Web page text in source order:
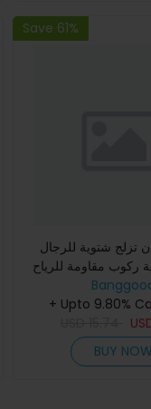
Save 61%
تزلج شتوية للرجال
ركوب مقاومة للرياح
غطاء رأس دافئ
دافئة ملحق للشعر
+ Upto 9.80%
BUY NOW